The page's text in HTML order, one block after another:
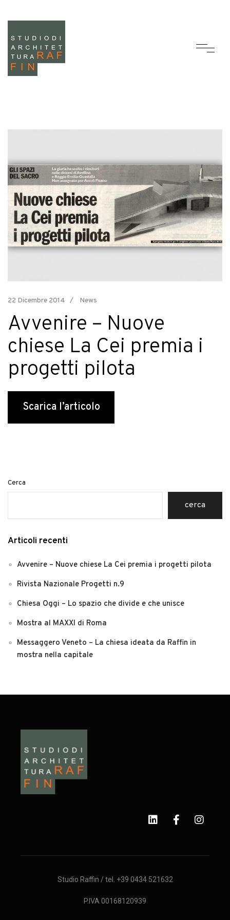
22 Dicembre 2014 News
Avvenire – Nuove
chiese La Cei premia i
progetti pilota
Scarica l’articolo
Cerca
cerca
Articoli recenti
Avvenire – Nuove chiese La Cei premia i progetti pilota
Rivista Nazionale Progetti n.9
Chiesa Oggi – Lo spazio che divide e che unisce
Mostra al MAXXI di Roma
Messaggero Veneto – La chiesa ideata da Raffin in
mostra nella capitale
Studio Raffin / tel. +39 0434 521632
P.IVA 00168120939